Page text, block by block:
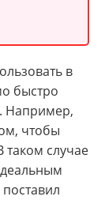
в
быстро
Например,
чтобы
таком случае